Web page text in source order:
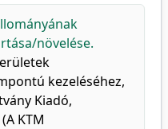
növelése.
kezeléséhez,
Kiadó,
KTM